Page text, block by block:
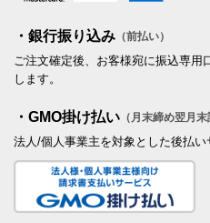
・銀行振り込み （前払い）
ご注文確定後、お客様宛に振込専用
します。
・GMO掛け払い （月末締め翌月末
法人/個人事業主を対象とした後払い